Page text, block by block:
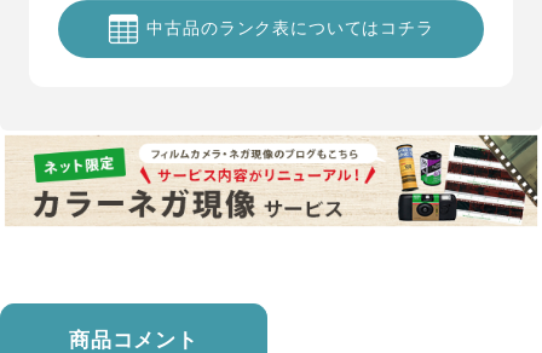
中古品のランク表についてはコチラ
商品コメント